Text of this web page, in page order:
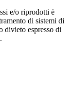
e/o riprodotti è
di sistemi di
divieto espresso di